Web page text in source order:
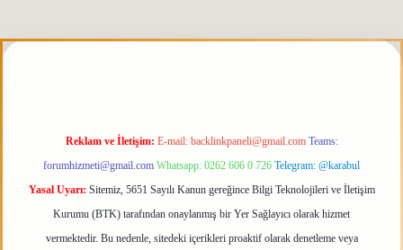
tulipbetgiris.org
Reklam ve İletişim: E-mail: backlinkpaneli@gmail.com Teams:
forumhizmeti@gmail.com Whatsapp: 0262 606 0 726 Telegram: @karabul
Yasal Uyarı: Sitemiz, 5651 Sayılı Kanun gereğince Bilgi Teknolojileri ve İletişim
Kurumu (BTK) tarafından onaylanmış bir Yer Sağlayıcı olarak hizmet
vermektedir. Bu nedenle, sitedeki içerikleri proaktif olarak denetleme veya